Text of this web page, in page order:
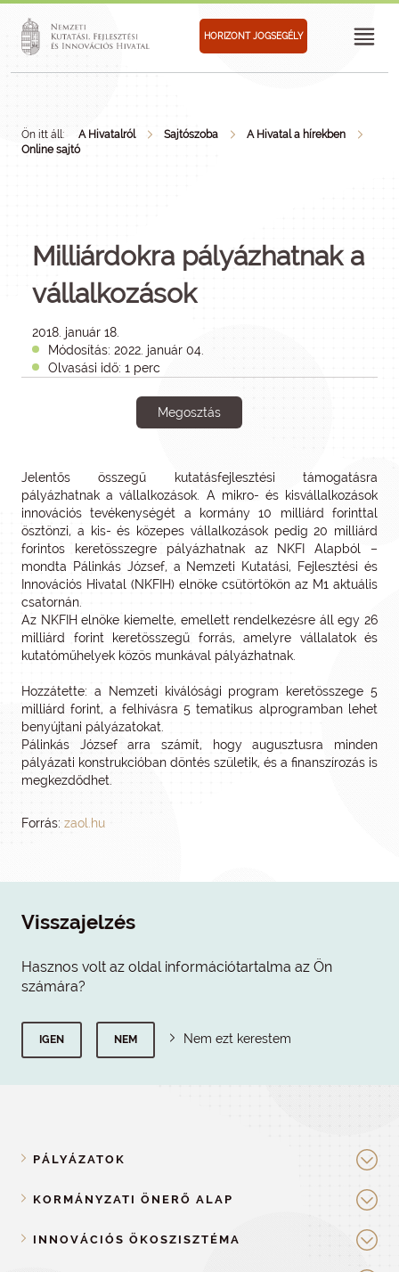
HORIZONT JOGSEGÉLY
Ön itt áll: A Hivatalról Sajtószoba
A Hivatal a hírekben
Online sajtó
Milliárdokra pályázhatnak a
vállalkozások
2018. január 18.
Módosítás: 2022. január 04.
Olvasási idő: 1 perc
Megosztás
Jelentős összegű kutatásfejlesztési támogatásra
pályázhatnak a vállalkozások. A mikro- és kisvállalkozások
innovációs tevékenységét a kormány 10 milliárd forinttal
ösztönzi, a kis- és közepes vállalkozások pedig 20 milliárd
forintos keretösszegre pályázhatnak az NKFI Alapból –
mondta Pálinkás József, a Nemzeti Kutatási, Fejlesztési és
Innovációs Hivatal (NKFIH) elnöke csütörtökön az M1 aktuális
csatornán.
Az NKFIH elnöke kiemelte, emellett rendelkezésre áll egy 26
milliárd forint keretösszegű forrás, amelyre vállalatok és
kutatóműhelyek közös munkával pályázhatnak.
Hozzátette: a Nemzeti kiválósági program keretösszege 5
milliárd forint, a felhívásra 5 tematikus alprogramban lehet
benyújtani pályázatokat.
Pálinkás József arra számít, hogy augusztusra minden
pályázati konstrukcióban döntés születik, és a finanszírozás is
megkezdődhet.
Forrás: zaol.hu
Visszajelzés
Hasznos volt az oldal információtartalma az Ön
számára?
IGEN NEM Nem ezt kerestem
PÁLYÁZATOK
KORMÁNYZATI ÖNERŐ ALAP
INNOVÁCIÓS ÖKOSZISZTÉMA